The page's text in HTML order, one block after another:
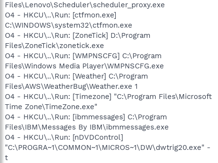
Files\Lenovo\Scheduler\scheduler_proxy.exe
O4 - HKCU\..\Run: [ctfmon.exe]
C:\WINDOWS\system32\ctfmon.exe
O4 - HKCU\..\Run: [ZoneTick] D:\Program
Files\ZoneTick\zonetick.exe
O4 - HKCU\..\Run: [WMPNSCFG] C:\Program
Files\Windows Media Player\WMPNSCFG.exe
O4 - HKCU\..\Run: [Weather] C:\Program
Files\AWS\WeatherBug\Weather.exe 1
O4 - HKCU\..\Run: [Timezone] "C:\Program Files\Microsoft
Time Zone\TimeZone.exe"
O4 - HKCU\..\Run: [ibmmessages] C:\Program
Files\IBM\Messages By IBM\ibmmessages.exe
O4 - HKCU\..\Run: [nDVDControl]
"C:\PROGRA~1\COMMON~1\MICROS~1\DW\dwtrig20.exe" -
t